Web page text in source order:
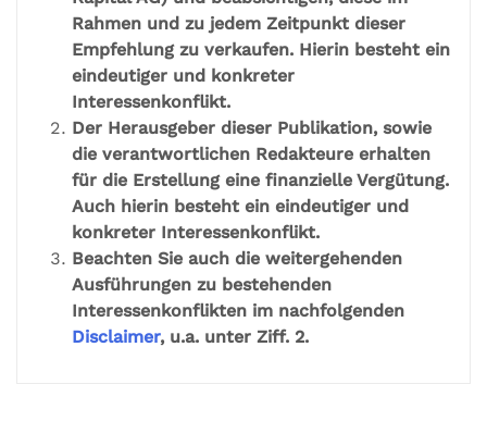
Rahmen und zu jedem Zeitpunkt dieser
Empfehlung zu verkaufen. Hierin besteht ein
eindeutiger und konkreter
Interessenkonflikt.
Der Herausgeber dieser Publikation, sowie
die verantwortlichen Redakteure erhalten
für die Erstellung eine finanzielle Vergütung.
Auch hierin besteht ein eindeutiger und
konkreter Interessenkonflikt.
Beachten Sie auch die weitergehenden
Ausführungen zu bestehenden
Interessenkonflikten im nachfolgenden
Disclaimer, u.a. unter Ziff. 2.